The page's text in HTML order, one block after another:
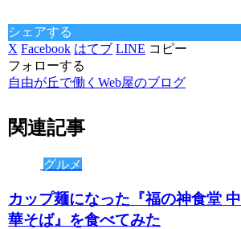
シェアする
X Facebook はてブ LINE コピー
フォローする
自由が丘で働くWeb屋のブログ
関連記事
グルメ
カップ麺になった『福の神食堂 中
華そば』を食べてみた